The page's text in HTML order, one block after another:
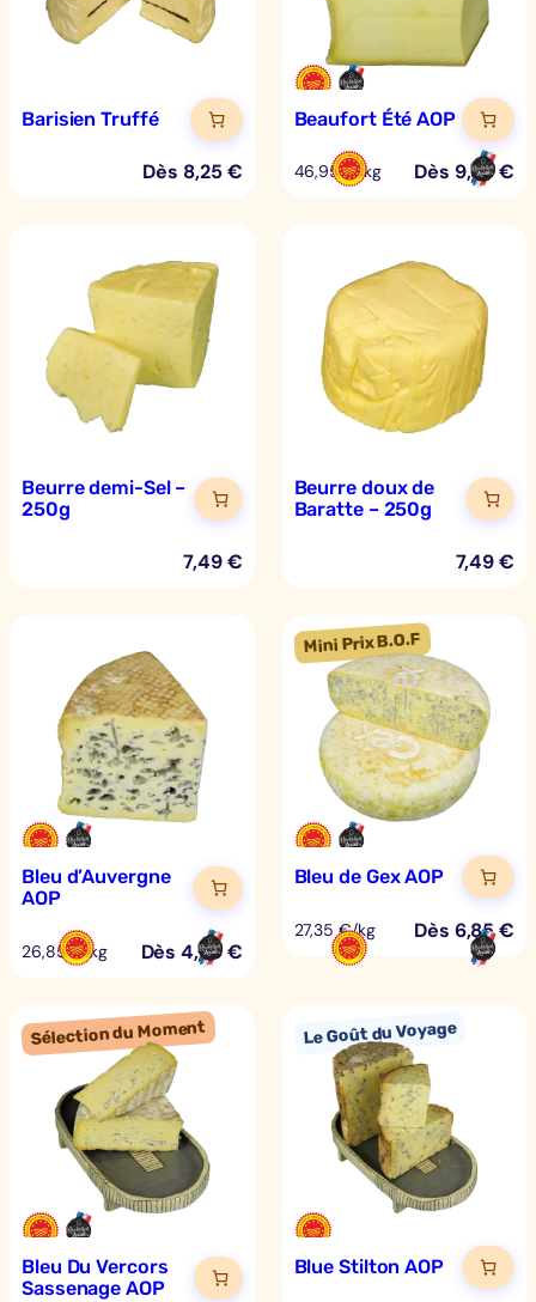
Barisien Truffé
Dès 8,25€
Beaufort Été AOP
46,95 €/kg Dès 9,39€
Beurre demi-Sel –
250g
7,49€
Beurre doux de
Baratte – 250g
7,49€
Bleu d’Auvergne
AOP
26,85 €/kg Dès4,70€
Bleu de Gex AOP
27,35 €/kg Dès 6,85€
Bleu Du Vercors
Sassenage AOP
Blue Stilton AOP